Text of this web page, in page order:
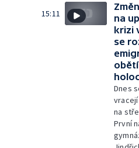
15:11
na
krizi
se
obětí
Dnes
na
První